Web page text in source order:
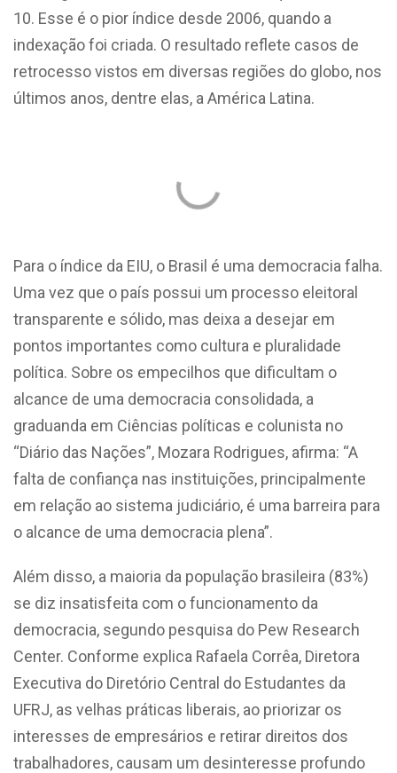
10. Esse é o pior índice desde 2006, quando a
indexação foi criada. O resultado reflete casos de
retrocesso vistos em diversas regiões do globo, nos
últimos anos, dentre elas, a América Latina.
Para o índice da EIU, o Brasil é uma democracia falha.
Uma vez que o país possui um processo eleitoral
transparente e sólido, mas deixa a desejar em
pontos importantes como cultura e pluralidade
política. Sobre os empecilhos que dificultam o
alcance de uma democracia consolidada, a
graduanda em Ciências políticas e colunista no
“Diário das Nações”, Mozara Rodrigues, afirma: “A
falta de confiança nas instituições, principalmente
em relação ao sistema judiciário, é uma barreira para
o alcance de uma democracia plena”.
Além disso, a maioria da população brasileira (83%)
se diz insatisfeita com o funcionamento da
democracia, segundo pesquisa do Pew Research
Center. Conforme explica Rafaela Corrêa, Diretora
Executiva do Diretório Central do Estudantes da
UFRJ, as velhas práticas liberais, ao priorizar os
interesses de empresários e retirar direitos dos
trabalhadores, causam um desinteresse profundo